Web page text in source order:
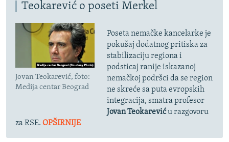
Teokarević o poseti Merkel
Jovan Teokarević, foto:
Medija centar Beograd
Poseta nemačke kancelarke je
pokušaj dodatnog pritiska za
stabilizaciju regiona i
podsticaj ranije iskazanoj
nemačkoj podršci da se region
ne skreće sa puta evropskih
integracija, smatra profesor
Jovan Teokareviću razgovoru
za RSE. OPŠIRNIJE